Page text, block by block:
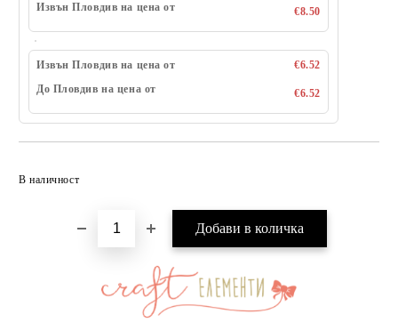
Извън Пловдив на цена от
€8.50
Извън Пловдив на цена от
€6.52
До Пловдив на цена от
€6.52
В наличност